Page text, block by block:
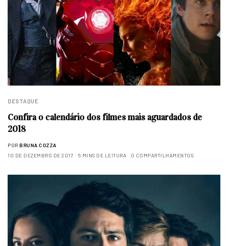
DESTAQUE
Confira o calendário dos filmes mais aguardados de
2018
POR BRUNA COZZA
10 DE DEZEMBRO DE 2017
5 MINS DE LEITURA 0 COMPARTILHAMENTOS